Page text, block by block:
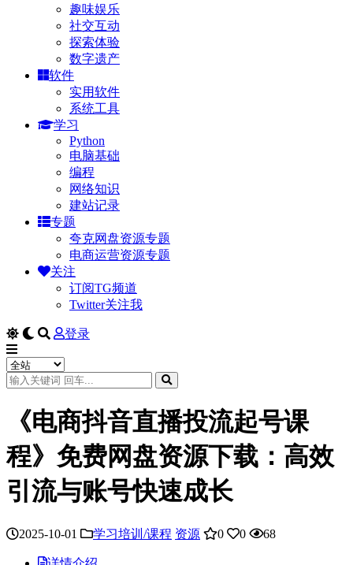
趣味娱乐
社交互动
探索体验
数字遗产
软件
实用软件
系统工具
学习
Python
电脑基础
编程
网络知识
建站记录
专题
夸克网盘资源专题
电商运营资源专题
关注
订阅TG频道
Twitter关注我
登录
《电商抖音直播投流起号课
程》免费网盘资源下载：高效
引流与账号快速成长
2025-10-01 学习培训/课程 资源 0 0 68